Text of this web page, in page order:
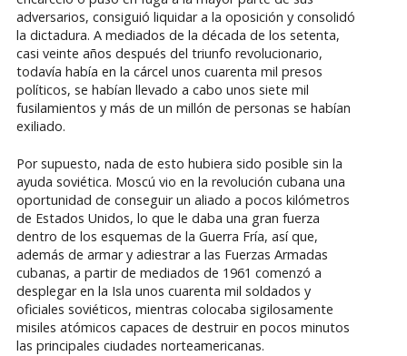
adversarios, consiguió liquidar a la oposición y consolidó
la dictadura. A mediados de la década de los setenta,
casi veinte años después del triunfo revolucionario,
todavía había en la cárcel unos cuarenta mil presos
políticos, se habían llevado a cabo unos siete mil
fusilamientos y más de un millón de personas se habían
exiliado.
Por supuesto, nada de esto hubiera sido posible sin la
ayuda soviética. Moscú vio en la revolución cubana una
oportunidad de conseguir un aliado a pocos kilómetros
de Estados Unidos, lo que le daba una gran fuerza
dentro de los esquemas de la Guerra Fría, así que,
además de armar y adiestrar a las Fuerzas Armadas
cubanas, a partir de mediados de 1961 comenzó a
desplegar en la Isla unos cuarenta mil soldados y
oficiales soviéticos, mientras colocaba sigilosamente
misiles atómicos capaces de destruir en pocos minutos
las principales ciudades norteamericanas.